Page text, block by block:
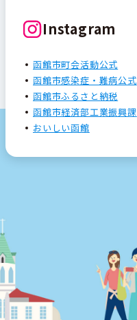
Instagram
函館市町会活動公式
函館市感染症・難病公式
函館市ふるさと納税
函館市経済部工業振興課
おいしい函館